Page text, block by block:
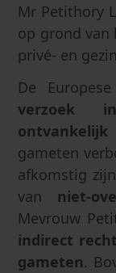
Mr Petithory
op grond van
privé- en
De
verzoek
ontvankelijk
gameten
afkomstig
van niet-
Mevrouw
indirect
gameten.